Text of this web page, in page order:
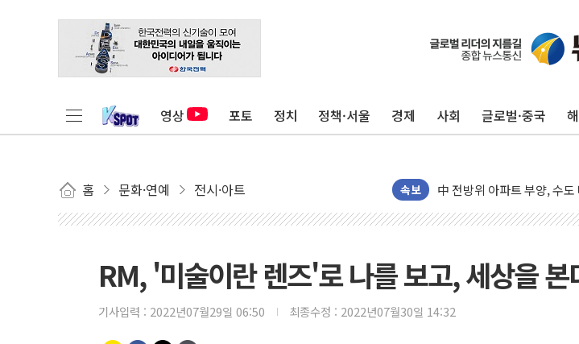
영상 포토 정치 정책·서울 경제 사회 글로벌·중국
홈 문화·연예 전시·아트 속보
동해중부 전 해상 풍랑주의
연일 폭염에 온열질환 사망
인제 용대리 계곡서 수위 상
동해시, 11~14일 '별똥별
청양 밭에서 일하던 90대 숨
폭염에 車 운전면허 기능시
李대통령, 'ISA·주가누르기
'호우 특보' 경북 울진 시간
RM, '미술이란 렌즈'로 나를 보고, 세상을 본
기사입력 : 2022년07월29일 06:50 최종수정 : 2022년07월30일 14:32